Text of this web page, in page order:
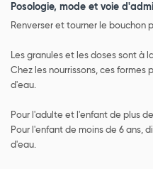
Posologie, mode et voie
Renverser et tourner le bouchon
Les granules et les doses sont à
Chez les nourrissons, ces
d'eau.
Pour l'adulte et l'enfant de plus
Pour l'enfant de moins de 6 ans,
d'eau.